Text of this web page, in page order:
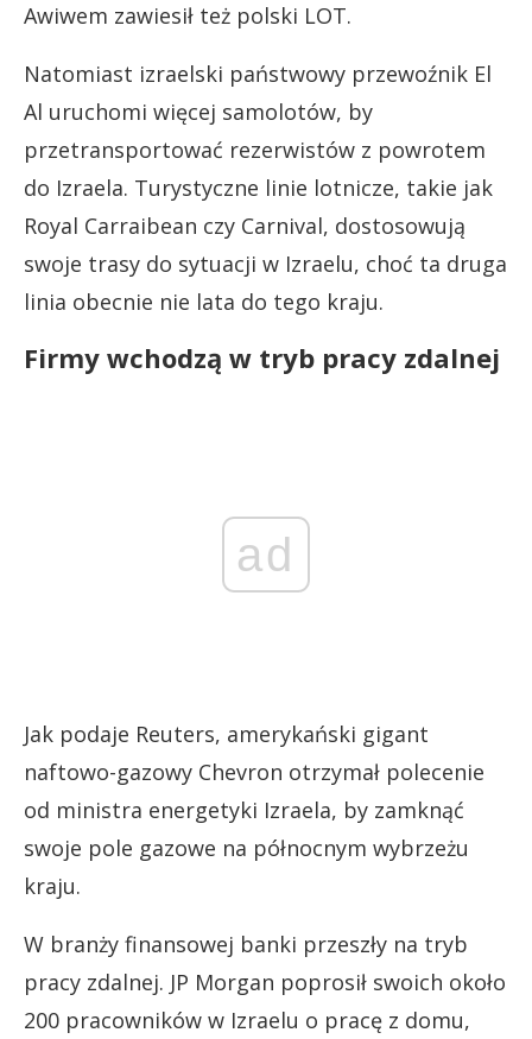
Awiwem zawiesił też polski LOT.
Natomiast izraelski państwowy przewoźnik El
Al uruchomi więcej samolotów, by
przetransportować rezerwistów z powrotem
do Izraela. Turystyczne linie lotnicze, takie jak
Royal Carraibean czy Carnival, dostosowują
swoje trasy do sytuacji w Izraelu, choć ta druga
linia obecnie nie lata do tego kraju.
Firmy wchodzą w tryb pracy zdalnej
ad
Jak podaje Reuters, amerykański gigant
naftowo-gazowy Chevron otrzymał polecenie
od ministra energetyki Izraela, by zamknąć
swoje pole gazowe na północnym wybrzeżu
kraju.
W branży finansowej banki przeszły na tryb
pracy zdalnej. JP Morgan poprosił swoich około
200 pracowników w Izraelu o pracę z domu,